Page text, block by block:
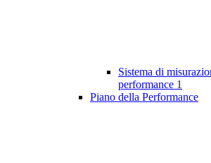
Sistema di
performance 1
Piano della Performance